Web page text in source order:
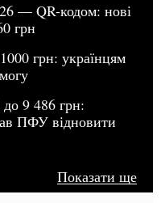
— QR-кодом: нові
грн
грн: українцям
9 486 грн:
ПФУ відновити
Показати ще